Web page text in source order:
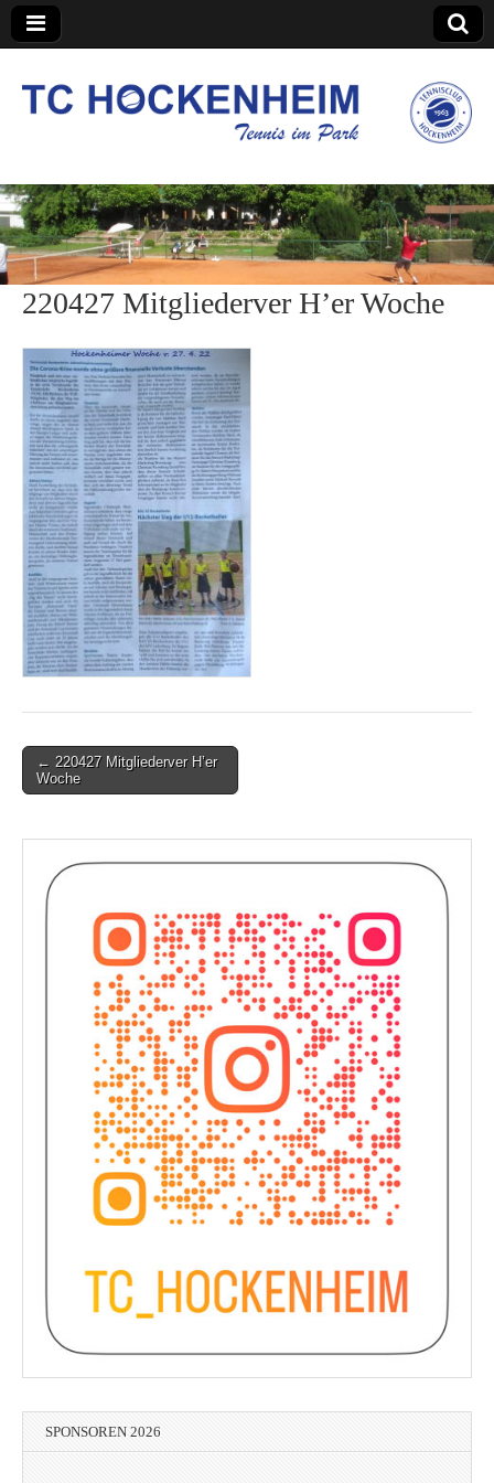
TC Hockenheim
220427 Mitgliederver H’er Woche
Post
navigation
← 220427 Mitgliederver H’er
Woche
SPONSOREN 2026